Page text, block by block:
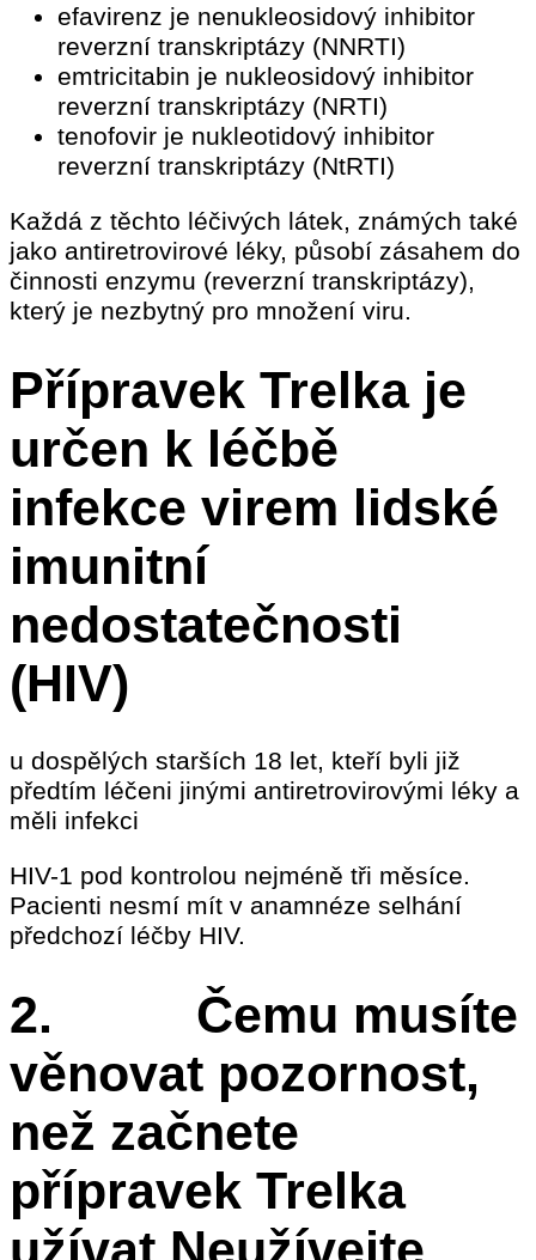
efavirenz je nenukleosidový inhibitor
reverzní transkriptázy (NNRTI)
emtricitabin je nukleosidový inhibitor
reverzní transkriptázy (NRTI)
tenofovir je nukleotidový inhibitor
reverzní transkriptázy (NtRTI)
Každá z těchto léčivých látek, známých také
jako antiretrovirové léky, působí zásahem do
činnosti enzymu (reverzní transkriptázy),
který je nezbytný pro množení viru.
Přípravek Trelka je
určen k léčbě
infekce virem lidské
imunitní
nedostatečnosti
(HIV)
u dospělých starších 18 let, kteří byli již
předtím léčeni jinými antiretrovirovými léky a
měli infekci
HIV-1 pod kontrolou nejméně tři měsíce.
Pacienti nesmí mít v anamnéze selhání
předchozí léčby HIV.
2. Čemu musíte
věnovat pozornost,
než začnete
přípravek Trelka